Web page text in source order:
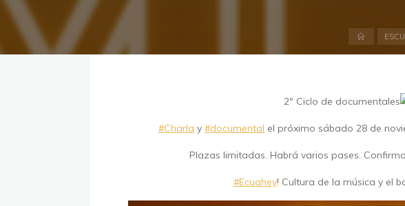
2º Ciclo de documentales
#Charla y #documental el próximo sábado 28 de
Plazas limitadas. Habrá varios pases.
#Ecuahey! Cultura de la música y el